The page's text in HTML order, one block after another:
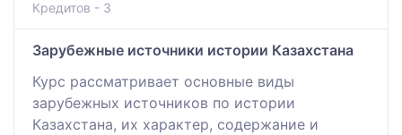
Кредитов - 3
Зарубежные источники истории Казахстана
Курс рассматривает основные виды
зарубежных источников по истории
Казахстана, их характер, содержание и